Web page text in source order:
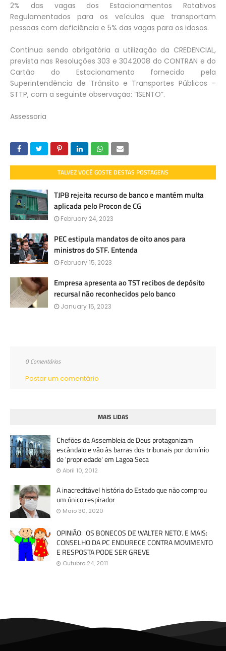
2% das vagas dos Estacionamentos Rotativos
Regulamentados para os veículos que transportam
pessoas com deficiência e 5% das vagas para os idosos.
Continua sendo obrigatória a utilização da CREDENCIAL,
prevista nas Resoluções 303 e 3042008 do CONTRAN e do
Cartão do Estacionamento fornecido pela
Superintendência de Trânsito e Transportes Públicos –
STTP, com a seguinte observação: “ISENTO”.
Assessoria
TALVEZ VOCÊ GOSTE DESTAS POSTAGENS
TJPB rejeita recurso de banco e mantém multa
aplicada pelo Procon de CG
February 24, 2023
PEC estipula mandatos de oito anos para
ministros do STF. Entenda
February 15, 2023
Empresa apresenta ao TST recibos de depósito
recursal não reconhecidos pelo banco
January 15, 2023
0 Comentários
Postar um comentário
MAIS LIDAS
Chefões da Assembleia de Deus protagonizam
escândalo e vão às barras dos tribunais por domínio
de 'propriedade' em Lagoa Seca
Abril 10, 2012
A inacreditável história do Estado que não comprou
um único respirador
Maio 30, 2020
OPINIÃO: 'OS BONECOS DE WALTER NETO'. E MAIS:
CONSELHO DA PC ENDURECE CONTRA MOVIMENTO
E RESPOSTA PODE SER GREVE
Outubro 24, 2011